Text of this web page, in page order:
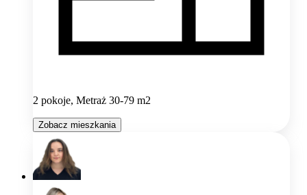
2 pokoje, Metraż 30-79 m2
Zobacz mieszkania